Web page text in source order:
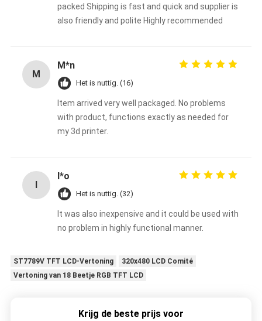
packed Shipping is fast and quick and supplier is
also friendly and polite Highly recommended
M
M*n
Het is nuttig. (16)
Item arrived very well packaged. No problems
with product, functions exactly as needed for
my 3d printer.
I*o
Het is nuttig. (32)
It was also inexpensive and it could be used with
no problem in highly functional manner.
ST7789V TFT LCD-Vertoning
320x480 LCD Comité
Vertoning van 18 Beetje RGB TFT LCD
Krijg de beste prijs voor